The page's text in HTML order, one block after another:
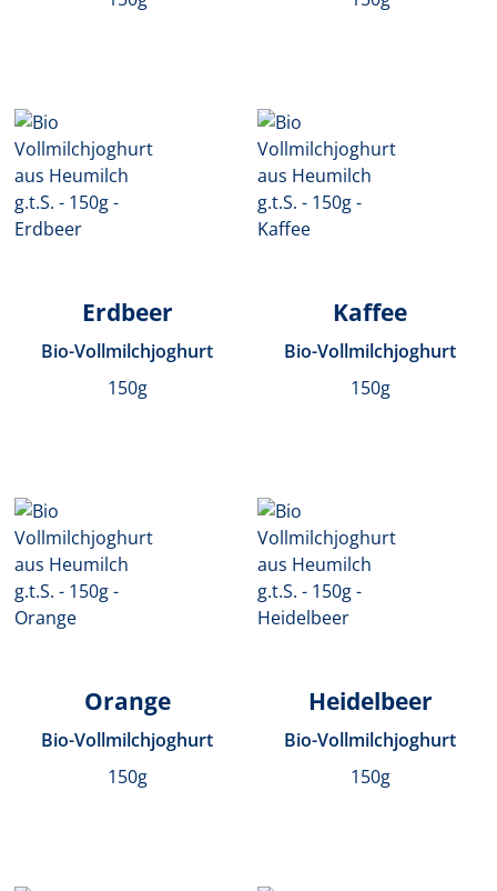
Erdbeer
Bio-Vollmilchjoghurt
150g
Kaffee
Bio-Vollmilchjoghurt
150g
Orange
Bio-Vollmilchjoghurt
150g
Heidelbeer
Bio-Vollmilchjoghurt
150g